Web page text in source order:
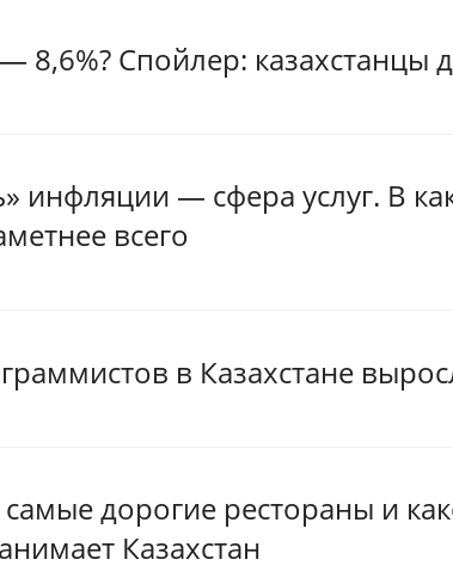
8,6%? Спойлер: казахстанцы
инфляции — сфера услуг. В
всего
в Казахстане
дорогие рестораны и
Казахстан